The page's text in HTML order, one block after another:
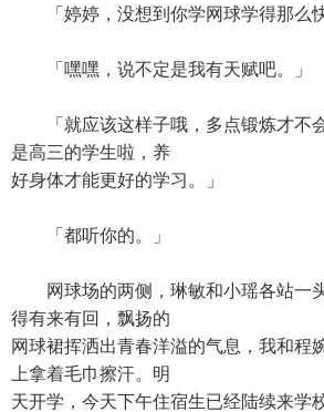
「婷婷，没想到你学网球学得那么快
「嘿嘿，说不定是我有天赋吧。」
「就应该这样子哦，多点锻炼才不
是高三的学生啦，养
好身体才能更好的学习。」
「都听你的。」
网球场的两侧，琳敏和小瑶各站一
得有来有回，飘扬的
网球裙挥洒出青春洋溢的气息，我和程
上拿着毛巾擦汗。明
天开学，今天下午住宿生已经陆续来学